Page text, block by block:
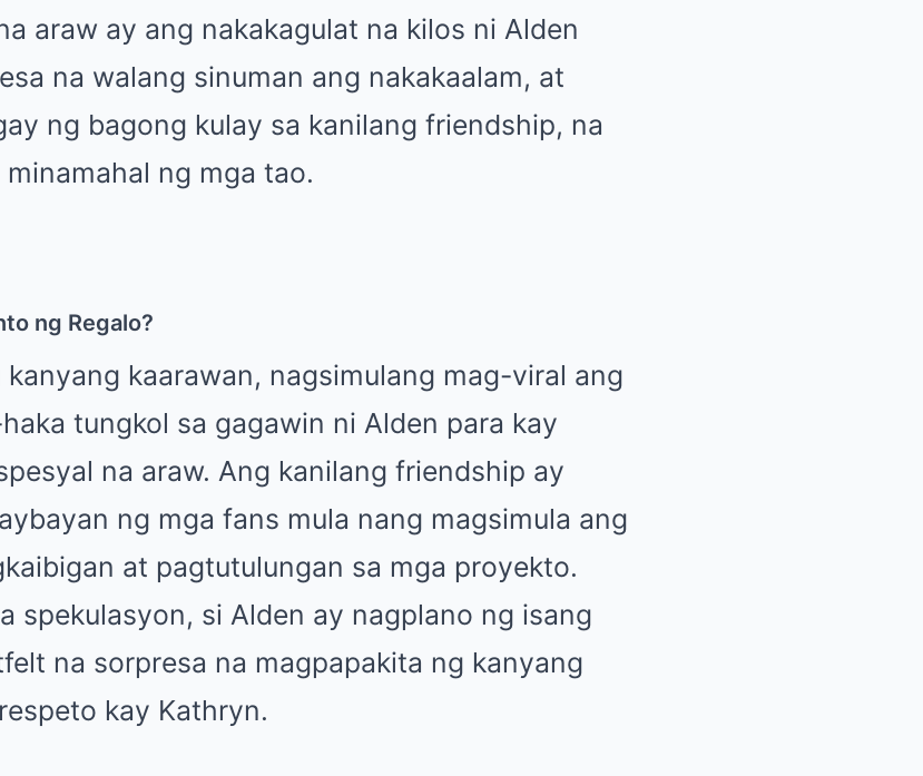
araw ay ang nakakagulat na kilos ni Alden
na walang sinuman ang nakakaalam, at
ng bagong kulay sa kanilang friendship, na
ng mga tao.
ng Regalo?
kaarawan, nagsimulang mag-viral ang
tungkol sa gagawin ni Alden para kay
na araw. Ang kanilang friendship ay
ng mga fans mula nang magsimula ang
at pagtutulungan sa mga proyekto.
spekulasyon, si Alden ay nagplano ng isang
na sorpresa na magpapakita ng kanyang
kay Kathryn.